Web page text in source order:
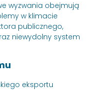
wyzwania obejmują
w klimacie
publicznego,
niewydolny system
eksportu